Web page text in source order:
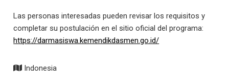
Las personas interesadas pueden revisar los requisitos y
completar su postulación en el sitio oficial del programa:
https://darmasiswa.kemendikdasmen.go.id/
Indonesia